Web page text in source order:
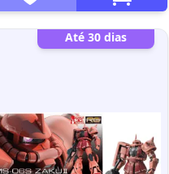
Até 30 dias